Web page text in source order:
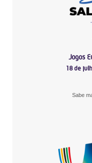
Jogos
18 de
Sabe